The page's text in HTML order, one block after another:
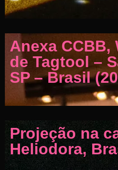
Anexa CCBB,
de Tagtool –
SP – Brasil
Projeção na
Heliodora,